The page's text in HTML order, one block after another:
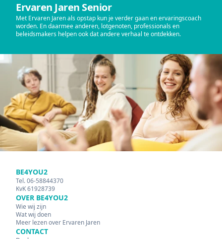
Ervaren Jaren Senior
Met Ervaren Jaren als opstap kun je verder gaan en ervaringscoach
worden. En daarmee anderen, lotgenoten, professionals en
beleidsmakers helpen ook dat andere verhaal te ontdekken.
BE4YOU2
Tel. 06-58844370
KvK 61928739
OVER BE4YOU2
Wie wij zijn
Wat wij doen
Meer lezen over Ervaren Jaren
CONTACT